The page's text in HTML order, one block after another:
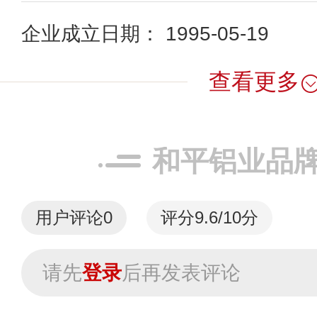
企业成立日期： 1995-05-19
查看更多
和平铝业品
用户评论0 评分9.6/10分
请先登录后再发表评论